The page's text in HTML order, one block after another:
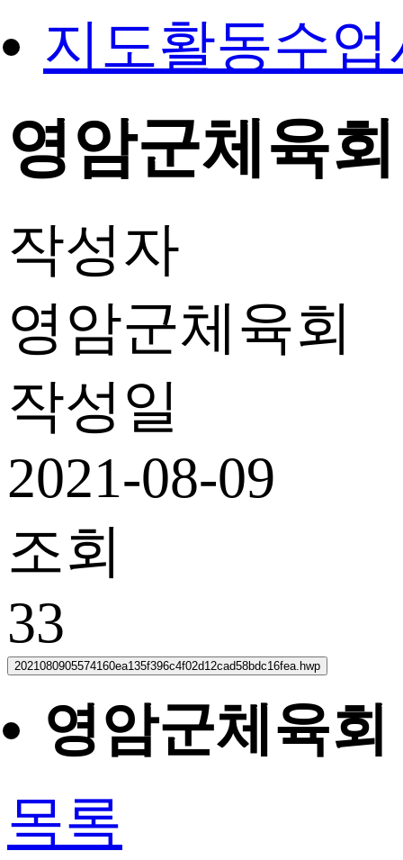
지도활동수
영암군체육
작성자
영암군체육회
작성일
2021-08-09
조회
33
2021080905574160ea135f396c4f02d12cad58bdc16fea.hwp
영암군체육
목록